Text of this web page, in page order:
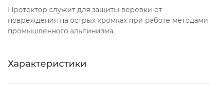
Протектор служит для защиты верёвки от
повреждения на острых кромках при работе методами
промышленного альпинизма.
Характеристики